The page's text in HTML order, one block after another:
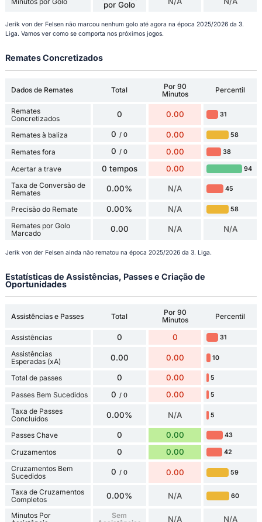
por Golo
Jerik von der Felsen não marcou nenhum golo até agora na época 2025/2026 da 3.
Liga. Vamos ver como se comporta nos próximos jogos.
Remates Concretizados
Dados de Remates Total
Por 90
Minutos
Percentil
Remates
Concretizados
0 0.00 31
Remates à baliza 0 / 0 0.00 58
Remates fora 0 / 0 0.00 38
Acertar a trave 0 tempos 0.00 94
Taxa de Conversão de
Remates
0.00% N/A 45
Precisão do Remate 0.00% N/A 58
Remates por Golo
Marcado
0.00 N/A N/A
Jerik von der Felsen ainda não rematou na época 2025/2026 da 3. Liga.
Estatísticas de Assistências, Passes e Criação de
Oportunidades
Assistências e Passes Total
Por 90
Minutos
Percentil
Assistências 0 0 31
Assistências
Esperadas (xA)
0.00 0.00 10
Total de passes 0 0.00 5
Passes Bem Sucedidos 0 / 0 0.00 5
Taxa de Passes
Concluídos
0.00% N/A 5
Passes Chave 0 0.00 43
Cruzamentos 0 0.00 42
Cruzamentos Bem
Sucedidos
0 / 0 0.00 59
Taxa de Cruzamentos
Completos
0.00% N/A 60
Minutos Por
Sem
N/A N/A